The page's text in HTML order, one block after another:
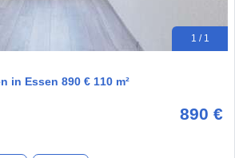
1 / 1
in Essen 890 € 110 m²
890 €